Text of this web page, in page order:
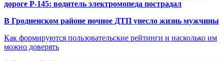
дороге Р-145: водитель электромопеда пострадал
В Гродненском районе ночное ДТП унесло жизнь мужчины
Как формируются пользовательские рейтинги и насколько им
можно доверять